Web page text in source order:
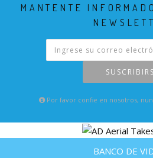
MANTENTE
Por favor confie en nosotros,
BANCO DE